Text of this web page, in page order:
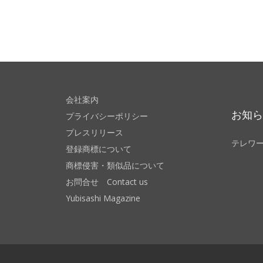
会社案内
プライバシーポリシー
プレスリリース
登録商標について
商標侵害・類似品について
お問合せ Contact us
Yubisashi Magazine
お知
テレワ